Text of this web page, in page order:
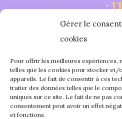
Gérer le
cookies
Pour offrir les meilleures expériences,
telles que les cookies pour stocker et/
appareils. Le fait de consentir à ces
traiter des données telles que le
uniques sur ce site. Le fait de ne pas
consentement peut avoir un effet
et fonctions.